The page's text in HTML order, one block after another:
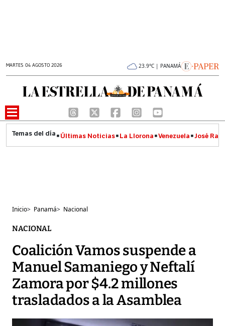
MARTES 04 AGOSTO 2026 23.9°C | PANAMÁ
Últimas Noticias La Llorona Venezuela José
Inicio> Panamá> Nacional
NACIONAL
Coalición Vamos suspende a
Manuel Samaniego y Neftalí
Zamora por $4.2 millones
trasladados a la Asamblea